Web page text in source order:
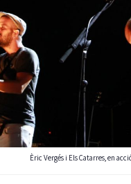
Èric Vergés i Els Catarres, en